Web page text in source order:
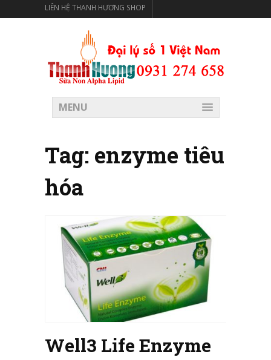
LIÊN HỆ THANH HƯƠNG SHOP
CHO SỨC KHỎE
MENU
Tag: enzyme tiêu
hóa
Well3 Life Enzyme